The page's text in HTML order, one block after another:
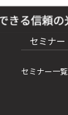
セミナー
セミナー一覧